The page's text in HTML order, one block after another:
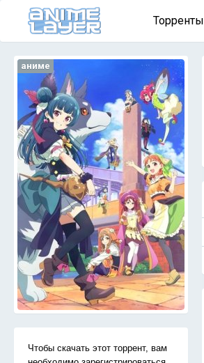
Торренты
аниме
Чтобы скачать этот торрент, вам